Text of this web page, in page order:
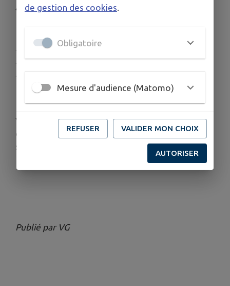
« Amour et Chevrotines »
✨ Vendredi 5 juin
✨
✨
Venez partager un moment de détente, de rire et
de convivialité autour de cette comédie pleine de
surprises ! 🎬
Publié par VG
de gestion des cookies.
Obligatoire
Mesure d'audience (Matomo)
REFUSER VALIDER MON CHOIX
AUTORISER